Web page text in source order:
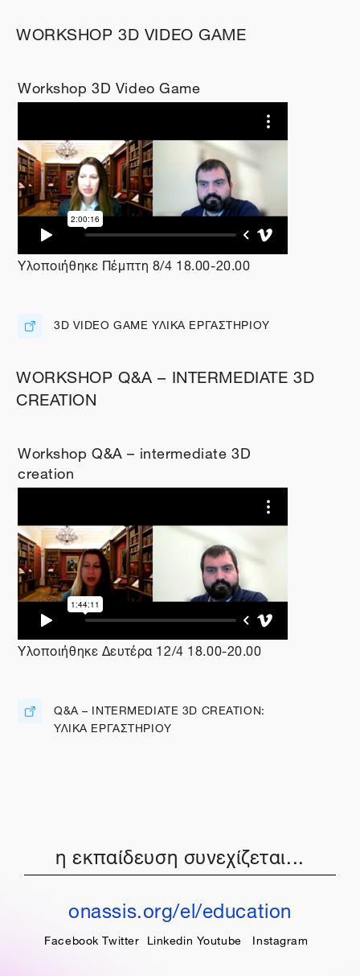
WORKSHOP 3D VIDEO GAME
Workshop 3D Video Game
Υλοποιήθηκε Πέμπτη 8/4 18.00-20.00
3D VIDEO GAME ΥΛΙΚΑ ΕΡΓΑΣΤΗΡΙΟΥ
Διεύθυνση URL
WORKSHOP Q&A – INTERMEDIATE 3D
CREATION
Workshop Q&A – intermediate 3D
creation
Υλοποιήθηκε Δευτέρα 12/4 18.00-20.00
Q&A – INTERMEDIATE 3D CREATION:
ΥΛΙΚΑ ΕΡΓΑΣΤΗΡΙΟΥ
Διεύθυνση URL
η εκπαίδευση συνεχίζεται...
onassis.org/el/education
Facebook Twitter Linkedin Youtube Instagram